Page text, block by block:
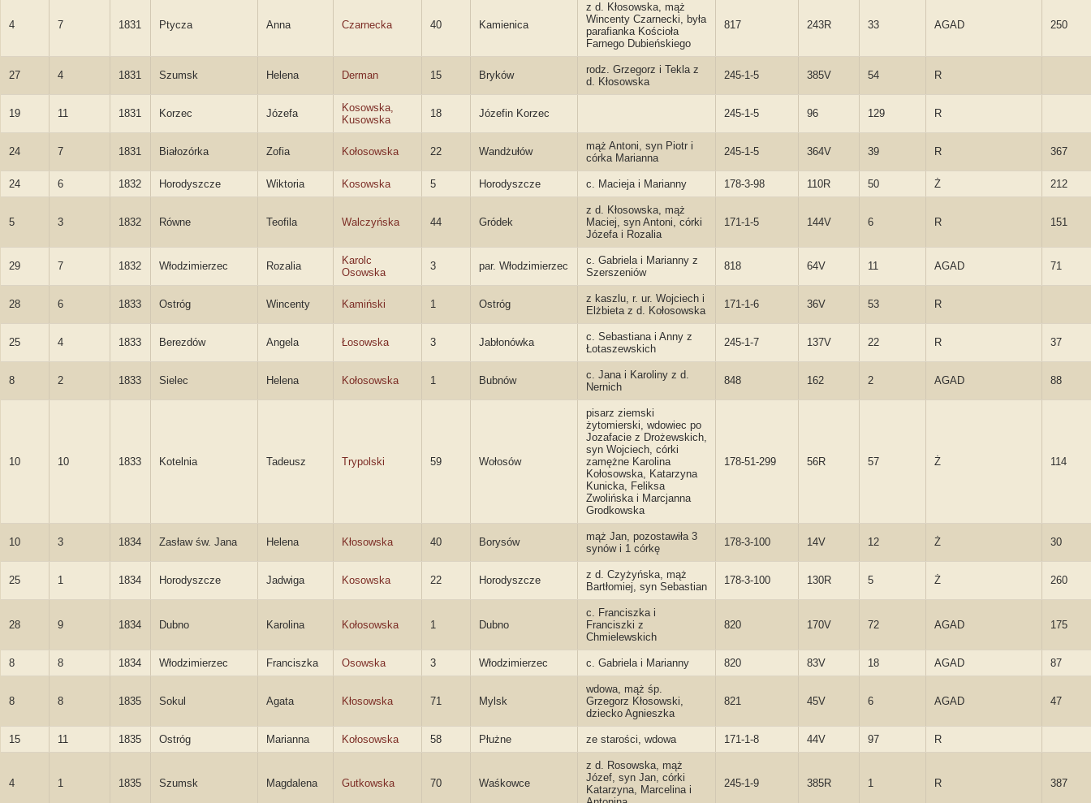
4 7 1831 Ptycza Anna Czarnecka 40 Kamienica
z d. Kłosowska, mąż
Wincenty Czarnecki, była
parafianka Kościoła
Farnego Dubieńskiego
817 243R 33 AGAD 250
27 4 1831 Szumsk Helena Derman 15 Bryków
rodz. Grzegorz i Tekla z
d. Kłosowska
245-1-5 385V 54 R
19 11 1831 Korzec Józefa
Kosowska,
Kusowska
18 Józefin Korzec 245-1-5 96 129 R
24 7 1831 Białozórka Zofia Kołosowska 22 Wandżułów
mąż Antoni, syn Piotr i
córka Marianna
245-1-5 364V 39 R 367
24 6 1832 Horodyszcze Wiktoria Kosowska 5 Horodyszcze c. Macieja i Marianny 178-3-98 110R 50 Ż 212
5 3 1832 Równe Teofila Walczyńska 44 Gródek
z d. Kłosowska, mąż
Maciej, syn Antoni, córki
Józefa i Rozalia
171-1-5 144V 6 R 151
29 7 1832 Włodzimierzec Rozalia
Karolc
Osowska
3 par. Włodzimierzec
c. Gabriela i Marianny z
Szerszeniów
818 64V 11 AGAD 71
28 6 1833 Ostróg Wincenty Kamiński 1 Ostróg
z kaszlu, r. ur. Wojciech i
Elżbieta z d. Kołosowska
171-1-6 36V 53 R
25 4 1833 Berezdów Angela Łosowska 3 Jabłonówka
c. Sebastiana i Anny z
Łotaszewskich
245-1-7 137V 22 R 37
8 2 1833 Sielec Helena Kołosowska 1 Bubnów
c. Jana i Karoliny z d.
Nernich
848 162 2 AGAD 88
10 10 1833 Kotelnia Tadeusz Trypolski 59 Wołosów
pisarz ziemski
żytomierski, wdowiec po
Jozafacie z Drożewskich,
syn Wojciech, córki
zamężne Karolina
Kołosowska, Katarzyna
Kunicka, Feliksa
Zwolińska i Marcjanna
Grodkowska
178-51-299 56R 57 Ż 114
10 3 1834 Zasław św. Jana Helena Kłosowska 40 Borysów
mąż Jan, pozostawiła 3
synów i 1 córkę
178-3-100 14V 12 Ż 30
25 1 1834 Horodyszcze Jadwiga Kosowska 22 Horodyszcze
z d. Czyżyńska, mąż
Bartłomiej, syn Sebastian
178-3-100 130R 5 Ż 260
28 9 1834 Dubno Karolina Kołosowska 1 Dubno
c. Franciszka i
Franciszki z
Chmielewskich
820 170V 72 AGAD 175
8 8 1834 Włodzimierzec Franciszka Osowska 3 Włodzimierzec c. Gabriela i Marianny 820 83V 18 AGAD 87
8 8 1835 Sokul Agata Kłosowska 71 Mylsk
wdowa, mąż śp.
Grzegorz Kłosowski,
dziecko Agnieszka
821 45V 6 AGAD 47
15 11 1835 Ostróg Marianna Kołosowska 58 Płużne ze starości, wdowa 171-1-8 44V 97 R
4 1 1835 Szumsk Magdalena Gutkowska 70 Waśkowce
z d. Rosowska, mąż
Józef, syn Jan, córki
Katarzyna, Marcelina i
245-1-9 385R 1 R 387